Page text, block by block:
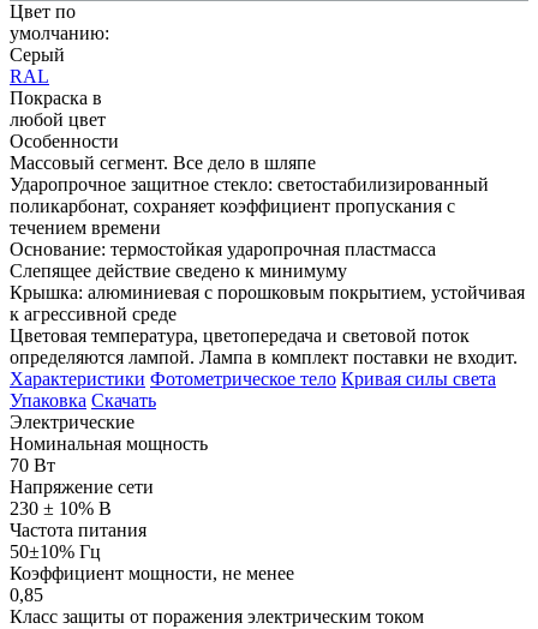
Цвет по
умолчанию:
Серый
RAL
Покраска в
любой цвет
Особенности
Массовый сегмент. Все дело в шляпе
Ударопрочное защитное стекло: светостабилизированный
поликарбонат, сохраняет коэффициент пропускания с
течением времени
Основание: термостойкая ударопрочная пластмасса
Слепящее действие сведено к минимуму
Крышка: алюминиевая с порошковым покрытием, устойчивая
к агрессивной среде
Цветовая температура, цветопередача и световой поток
определяются лампой. Лампа в комплект поставки не входит.
Характеристики Фотометрическое тело Кривая силы света
Упаковка Скачать
Электрические
Номинальная мощность
70 Вт
Напряжение сети
230 ± 10% В
Частота питания
50±10% Гц
Коэффициент мощности, не менее
0,85
Класс защиты от поражения электрическим током